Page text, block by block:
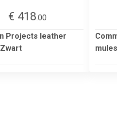
€ 418.00
Projects leather